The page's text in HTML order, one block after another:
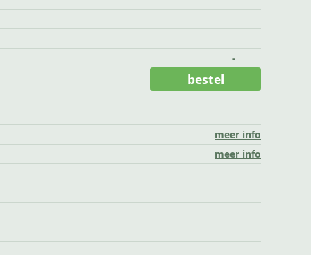
-
meer info
meer info
bestel